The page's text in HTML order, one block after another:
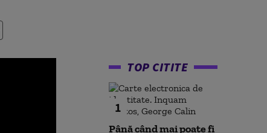
TOP CITITE
1
Până când mai poate fi